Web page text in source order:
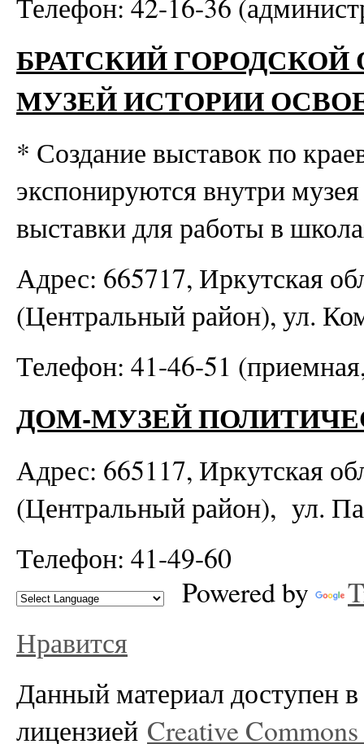
БРАТСКИЙ
МУЗЕЙ ИСТОРИИ
* Создание выставок по
экспонируются внутри
выставки для работы в
Адрес: 665717, Иркутская
(Центральный район), ул.
Телефон: 41-46-51
ДОМ-МУЗЕЙ
Адрес: 665117, Иркутская
(Центральный район), ул.
Телефон: 41-49-60
Powered by
Нравится
Данный материал доступен в
лицензией Creative